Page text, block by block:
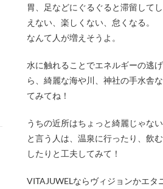
胃、足などにぐるぐると滞留して
えない、楽しくない、怠くなる。
なんて人が増えそうよ。
水に触れることでエネルギーの逃
ら、綺麗な海や川、神社の手水舎
てみてね！
うちの近所はちょっと綺麗じゃない
と言う人は、温泉に行ったり、飲
したりと工夫してみて！
VITAJUWELならヴィジョンかエタ